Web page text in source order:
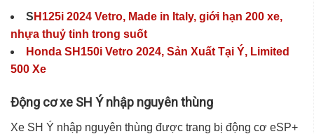
S H125i 2024 Vetro, Made in Italy, giới hạn 200 xe,
nhựa thuỷ tinh trong suốt
Honda SH150i Vetro 2024, Sản Xuất Tại Ý, Limited
500 Xe
Động cơ xe SH Ý nhập nguyên thùng
Xe SH Ý nhập nguyên thùng được trang bị động cơ eSP+